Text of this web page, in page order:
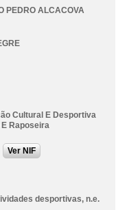
PEDRO ALCACOVA
Cultural E Desportiva
E Raposeira
Ver NIF
desportivas, n.e.